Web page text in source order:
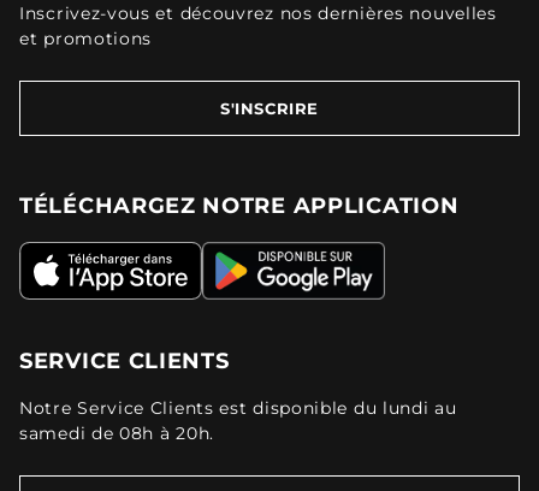
Inscrivez-vous et découvrez nos dernières nouvelles
et promotions
S'INSCRIRE
TÉLÉCHARGEZ NOTRE APPLICATION
SERVICE CLIENTS
Notre Service Clients est disponible du lundi au
samedi de 08h à 20h.